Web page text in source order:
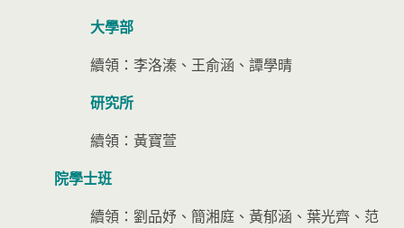
大學部
續領：李洛溱、王俞涵、譚學晴
研究所
續領：黃寶萱
院學士班
續領：劉品妤、簡湘庭、黃郁涵、葉光齊、范